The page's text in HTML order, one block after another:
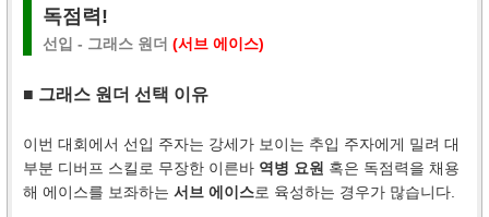
독점력!
선입 - 그래스 원더 (서브 에이스)
■ 그래스 원더 선택 이유
이번 대회에서 선입 주자는 강세가 보이는 추입 주자에게 밀려 대
부분 디버프 스킬로 무장한 이른바 역병 요원 혹은 독점력을 채용
해 에이스를 보좌하는 서브 에이스로 육성하는 경우가 많습니다.